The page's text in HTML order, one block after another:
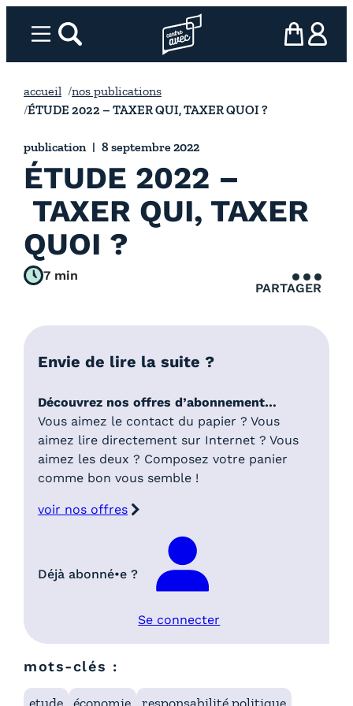
Menurechercher Page d’accueil l’association
mon panier
ma
accueil
nos publications
ÉTUDE 2022 – TAXER QUI, TAXER QUOI ?
publication 8 septembre 2022
ÉTUDE 2022 –
TAXER QUI, TAXER
QUOI ?
7 min
PARTAGER
Envie de lire la suite ?
Découvrez nos offres d’abonnement…
Vous aimez le contact du papier ? Vous
aimez lire directement sur Internet ? Vous
aimez les deux ? Composez votre panier
comme bon vous semble !
voir nos offres
Déjà abonné•e ?
Se connecter
mots-clés :